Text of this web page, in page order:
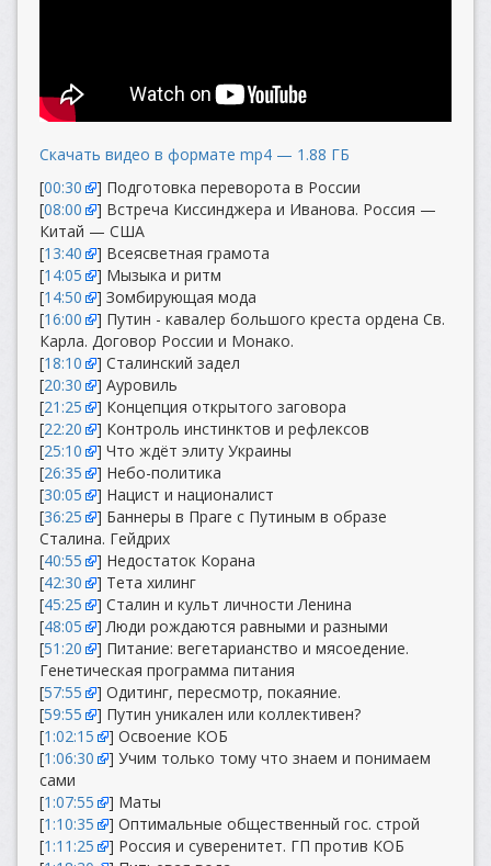
Скачать видео в формате mp4 — 1.88 ГБ
[00:30
] Подготовка переворота в России
[08:00
] Встреча Киссинджера и Иванова. Россия —
Китай — США
[13:40
] Всеясветная грамота
[14:05
] Мызыка и ритм
[14:50
] Зомбирующая мода
[16:00
] Путин - кавалер большого креста ордена Св.
Карла. Договор России и Монако.
[18:10
] Сталинский задел
[20:30
] Ауровиль
[21:25
] Концепция открытого заговора
[22:20
] Контроль инстинктов и рефлексов
[25:10
] Что ждёт элиту Украины
[26:35
] Небо-политика
[30:05
] Нацист и националист
[36:25
] Баннеры в Праге с Путиным в образе
Сталина. Гейдрих
[40:55
] Недостаток Корана
[42:30
] Тета хилинг
[45:25
] Сталин и культ личности Ленина
[48:05
] Люди рождаются равными и разными
[51:20
] Питание: вегетарианство и мясоедение.
Генетическая программа питания
[57:55
] Одитинг, пересмотр, покаяние.
[59:55
] Путин уникален или коллективен?
[1:02:15
] Освоение КОБ
[1:06:30
] Учим только тому что знаем и понимаем
сами
[1:07:55
] Маты
[1:10:35
] Оптимальные общественный гос. строй
[1:11:25
] Россия и суверенитет. ГП против КОБ